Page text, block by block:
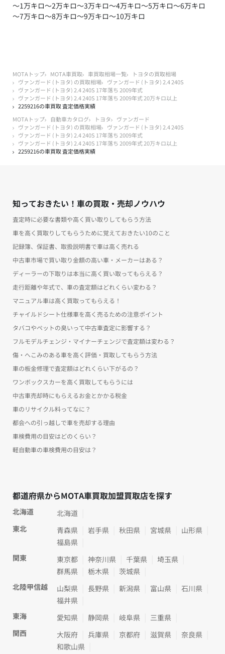
～1万キロ～2万キロ～3万キロ～4万キロ～5万キロ～6万キロ
～7万キロ～8万キロ～9万キロ～10万キロ
MOTAトップ MOTA車買取 車買取相場一覧
トヨタの買取相場
ヴァンガード (トヨタ) の買取相場
ヴァンガード (トヨタ) 2.4 240S
ヴァンガード (トヨタ) 2.4 240S 17年落ち 2009年式
ヴァンガード (トヨタ) 2.4 240S 17年落ち 2009年式 20万キロ以上
2259216の車買取 査定価格実績
MOTAトップ
自動車カタログ トヨタ
ヴァンガード
ヴァンガード (トヨタ) の買取相場
ヴァンガード (トヨタ) 2.4 240S
ヴァンガード (トヨタ) 2.4 240S 17年落ち 2009年式
ヴァンガード (トヨタ) 2.4 240S 17年落ち 2009年式 20万キロ以上
2259216の車買取 査定価格実績
知っておきたい！車の買取・売却ノウハウ
査定時に必要な書類や高く買い取りしてもらう方法
車を高く買取りしてもらうために覚えておきたい10のこと
記録簿、保証書、取扱説明書で車は高く売れる
中古車市場で買い取り金額の高い車・メーカーはある？
ディーラーの下取りは本当に高く買い取ってもらえる？
走行距離や年式で、車の査定額はどれくらい変わる？
マニュアル車は高く買取ってもらえる！
チャイルドシート仕様車を高く売るための注意ポイント
タバコやペットの臭いって中古車査定に影響する？
フルモデルチェンジ・マイナーチェンジで査定額は変わる？
傷・へこみのある車を高く評価・買取してもらう方法
車の板金修理で査定額はどれくらい下がるの？
ワンボックスカーを高く買取してもらうには
中古車売却時にもらえるお金とかかる税金
車のリサイクル料ってなに？
都会への引っ越しで車を売却する理由
車検費用の目安はどのくらい？
軽自動車の車検費用の目安は？
都道府県からMOTA車買取加盟買取店を探す
北海道
北海道
東北
青森県 岩手県 秋田県 宮城県
山形県
福島県
関東
東京都 神奈川県 千葉県
埼玉県
群馬県
栃木県
茨城県
北陸甲信越
山梨県 長野県 新潟県 富山県
石川県
福井県
東海
愛知県 静岡県 岐阜県
三重県
関西
大阪府 兵庫県 京都府 滋賀県
奈良県
和歌山県